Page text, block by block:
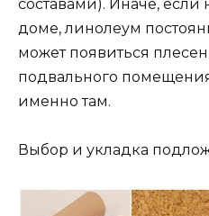
составами). Иначе, если
доме, линолеум
может появиться
подвального
именно там.
Выбор и укладка